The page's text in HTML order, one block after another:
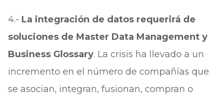
4.- La integración de datos requerirá de
soluciones de Master Data Management y
Business Glossary. La crisis ha llevado a un
incremento en el número de compañías que
se asocian, integran, fusionan, compran o